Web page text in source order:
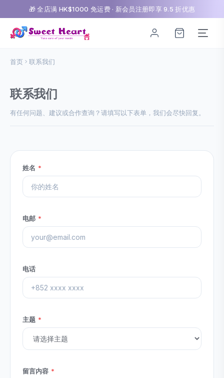
🎁 全店满 HK$1000 免运费 · 新会员注册即享 9.5 折优惠
首页 联系我们
联系我们
有任何问题、建议或合作查询？请填写以下表单，我们会尽快回复。
姓名 *
电邮 *
电话
主题 *
留言内容 *